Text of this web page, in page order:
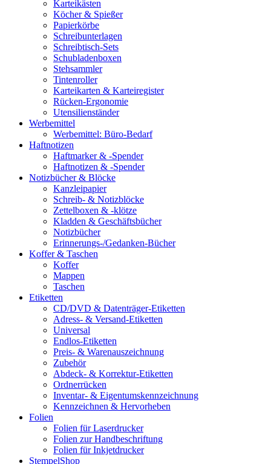
Karteikästen
Köcher & Spießer
Papierkörbe
Schreibunterlagen
Schreibtisch-Sets
Schubladenboxen
Stehsammler
Tintenroller
Karteikarten & Karteiregister
Rücken-Ergonomie
Utensilienständer
Werbemittel
Werbemittel: Büro-Bedarf
Haftnotizen
Haftmarker & -Spender
Haftnotizen & -Spender
Notizbücher & Blöcke
Kanzleipapier
Schreib- & Notizblöcke
Zettelboxen & -klötze
Kladden & Geschäftsbücher
Notizbücher
Erinnerungs-/Gedanken-Bücher
Koffer & Taschen
Koffer
Mappen
Taschen
Etiketten
CD/DVD & Datenträger-Etiketten
Adress- & Versand-Etiketten
Universal
Endlos-Etiketten
Preis- & Warenauszeichnung
Zubehör
Abdeck- & Korrektur-Etiketten
Ordnerrücken
Inventar- & Eigentumskennzeichnung
Kennzeichnen & Hervorheben
Folien
Folien für Laserdrucker
Folien zur Handbeschriftung
Folien für Inkjetdrucker
StempelShop